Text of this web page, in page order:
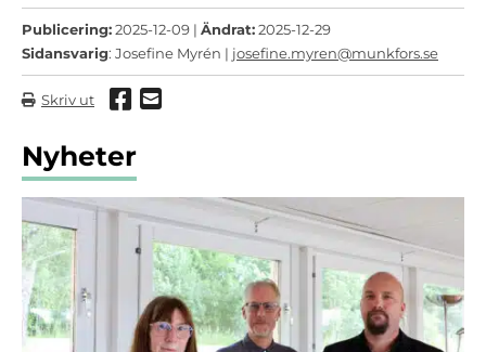
Publicering:2025-12-09 | Ändrat:2025-12-29
Sidansvarig: Josefine Myrén | josefine.myren@munkfors.se
Skriv ut Dela via Facebook
Dela via mail
Nyheter